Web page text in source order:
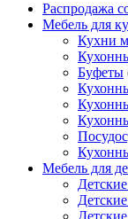
Распродажа
Мебель для
Кухни
Буфеты
Мебель для